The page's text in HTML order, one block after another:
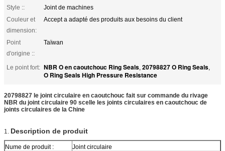
Style ::
Joint de machines
Couleur et
dimension:
Accept a adapté des produits aux besoins du client
Point
d'origine ::
Taïwan
Le point fort: NBR O en caoutchouc Ring Seals, 20798827 O Ring Seals,
O Ring Seals High Pressure Resistance
20798827 le joint circulaire en caoutchouc fait sur commande du rivage
NBR du joint circulaire 90 scelle les joints circulaires en caoutchouc de
joints circulaires de la Chine
1. Description de produit
Nume de produit :
Joint circulaire